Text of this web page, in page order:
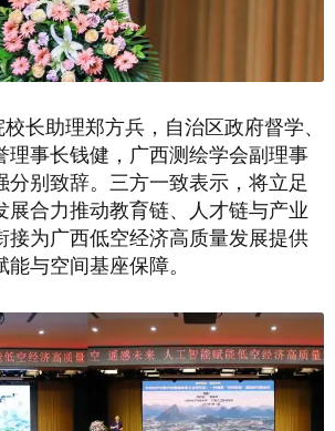
长助理郑方兵，自治区政府督学、
理事长钱健，广西测绘学会副理事
分别致辞。三方一致表示，将立足
展合力推动教育链、人才链与产业
接为广西低空经济高质量发展提供
与空间基座保障。